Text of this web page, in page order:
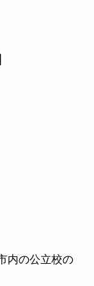
内の公立校の